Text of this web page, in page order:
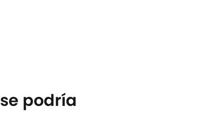
podría